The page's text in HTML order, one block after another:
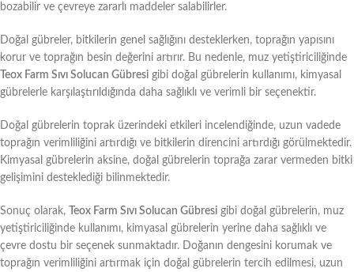
bozabilir ve çevreye zararlı maddeler salabilirler.
Doğal gübreler, bitkilerin genel sağlığını desteklerken, toprağın yapısını
korur ve toprağın besin değerini artırır. Bu nedenle, muz yetiştiriciliğinde
Teox Farm Sıvı Solucan Gübresi gibi doğal gübrelerin kullanımı, kimyasal
gübrelerle karşılaştırıldığında daha sağlıklı ve verimli bir seçenektir.
Doğal gübrelerin toprak üzerindeki etkileri incelendiğinde, uzun vadede
toprağın verimliliğini artırdığı ve bitkilerin direncini artırdığı görülmektedir.
Kimyasal gübrelerin aksine, doğal gübrelerin toprağa zarar vermeden bitki
gelişimini desteklediği bilinmektedir.
Sonuç olarak, Teox Farm Sıvı Solucan Gübresi gibi doğal gübrelerin, muz
yetiştiriciliğinde kullanımı, kimyasal gübrelerin yerine daha sağlıklı ve
çevre dostu bir seçenek sunmaktadır. Doğanın dengesini korumak ve
toprağın verimliliğini artırmak için doğal gübrelerin tercih edilmesi, uzun